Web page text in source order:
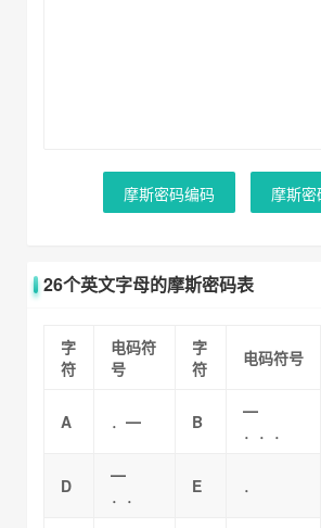
摩斯密码编码 摩斯
26个英文字母的摩斯密码表
字
符
电码符
号
字
符
电码符号
A ．━ B
━
．．．
D
━
．．
E ．